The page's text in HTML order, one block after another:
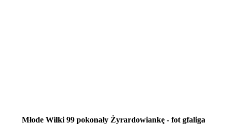
Młode Wilki 99 pokonały Żyrardowiankę - fot gfaliga